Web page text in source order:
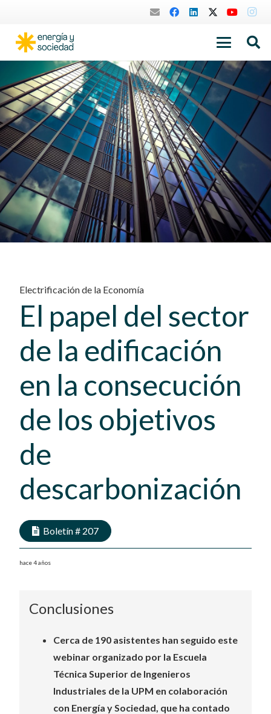
Electrificación de la Economía
El papel del sector
de la edificación
en la consecución
de los objetivos
de
descarbonización
Boletín # 207
hace 4 años
Conclusiones
Cerca de 190 asistentes han seguido este
webinar organizado por la Escuela
Técnica Superior de Ingenieros
Industriales de la UPM en colaboración
con Energía y Sociedad, que ha contado